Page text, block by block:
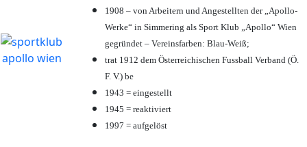
1908 – von Arbeitern und Angestellten der „Apollo-
Werke“ in Simmering als Sport Klub „Apollo“ Wien
gegründet – Vereinsfarben: Blau-Weiß;
trat 1912 dem Österreichischen Fussball Verband (Ö.
F. V.) be
1943 = eingestellt
1945 = reaktiviert
1997 = aufgelöst